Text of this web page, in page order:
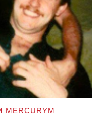
MERCURYM